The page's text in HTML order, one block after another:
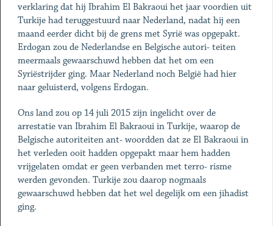
verklaring dat hij Ibrahim El Bakraoui het jaar voordien uit
Turkije had teruggestuurd naar Nederland, nadat hij een
maand eerder dicht bij de grens met Syrië was opgepakt.
Erdogan zou de Nederlandse en Belgische autori- teiten
meermaals gewaarschuwd hebben dat het om een
Syriëstrijder ging. Maar Nederland noch België had hier
naar geluisterd, volgens Erdogan.
Ons land zou op 14 juli 2015 zijn ingelicht over de
arrestatie van Ibrahim El Bakraoui in Turkije, waarop de
Belgische autoriteiten ant- woordden dat ze El Bakraoui in
het verleden ooit hadden opgepakt maar hem hadden
vrijgelaten omdat er geen verbanden met terro- risme
werden gevonden. Turkije zou daarop nogmaals
gewaarschuwd hebben dat het wel degelijk om een jihadist
ging.